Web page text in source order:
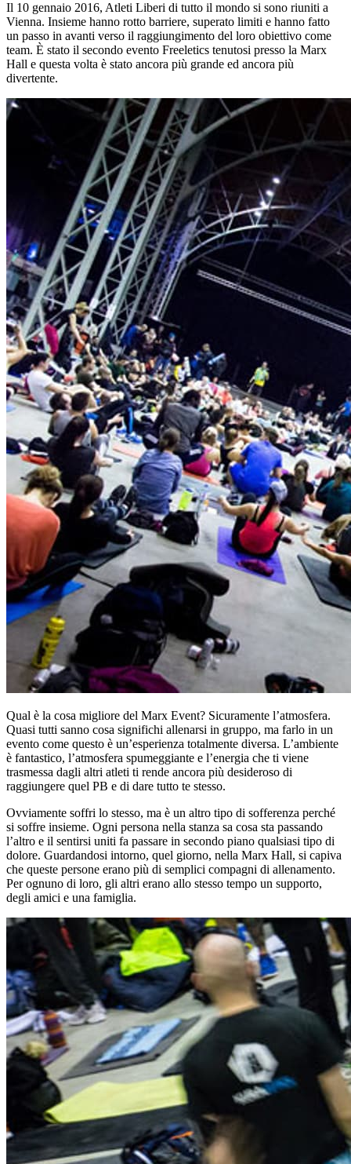
Il 10 gennaio 2016, Atleti Liberi di tutto il mondo si sono riuniti a
Vienna. Insieme hanno rotto barriere, superato limiti e hanno fatto
un passo in avanti verso il raggiungimento del loro obiettivo come
team. È stato il secondo evento Freeletics tenutosi presso la Marx
Hall e questa volta è stato ancora più grande ed ancora più
divertente.
Qual è la cosa migliore del Marx Event? Sicuramente l’atmosfera.
Quasi tutti sanno cosa significhi allenarsi in gruppo, ma farlo in un
evento come questo è un’esperienza totalmente diversa. L’ambiente
è fantastico, l’atmosfera spumeggiante e l’energia che ti viene
trasmessa dagli altri atleti ti rende ancora più desideroso di
raggiungere quel PB e di dare tutto te stesso.
Ovviamente soffri lo stesso, ma è un altro tipo di sofferenza perché
si soffre insieme. Ogni persona nella stanza sa cosa sta passando
l’altro e il sentirsi uniti fa passare in secondo piano qualsiasi tipo di
dolore. Guardandosi intorno, quel giorno, nella Marx Hall, si capiva
che queste persone erano più di semplici compagni di allenamento.
Per ognuno di loro, gli altri erano allo stesso tempo un supporto,
degli amici e una famiglia.